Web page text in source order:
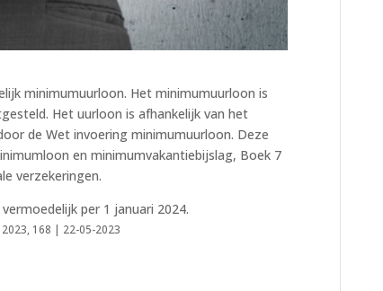
minimumuurloon. Het minimumuurloon is
Het uurloon is afhankelijk van het
de Wet invoering minimumuurloon. Deze
en minimumvakantiebijslag, Boek 7
verzekeringen.
per 1 januari 2024.
168 | 22-05-2023